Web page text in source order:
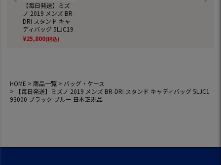
【毎日発送】ミズ
ノ 2019 メンズ BR-
DRI スタンド キャ
ディバッグ 5LJC19
3000 ブラック ブル
ー 日本正規品
¥25,800(税込)
HOME 商品一覧
バッグ・ケース
【毎日発送】ミズノ 2019 メンズ BR-DRI スタンド キャディバッグ 5LJC1
93000 ブラック ブルー 日本正規品